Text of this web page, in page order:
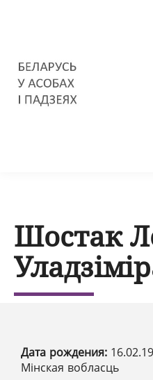
Шостак
Дата рождения:
Мінская вобласць